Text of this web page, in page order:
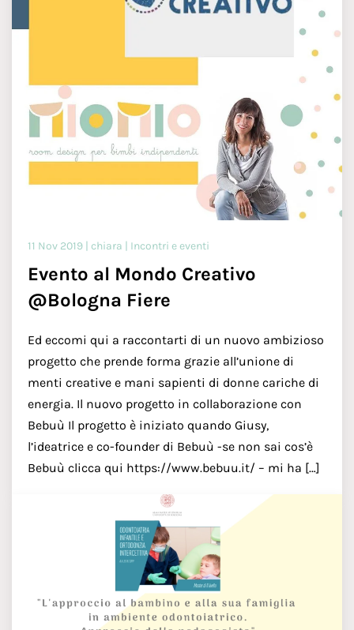
11 Nov 2019 | chiara | Incontri e eventi
Evento al Mondo Creativo
@Bologna Fiere
Ed eccomi qui a raccontarti di un nuovo ambizioso
progetto che prende forma grazie all’unione di
menti creative e mani sapienti di donne cariche di
energia. Il nuovo progetto in collaborazione con
Bebuù Il progetto è iniziato quando Giusy,
l’ideatrice e co-founder di Bebuù -se non sai cos’è
Bebuù clicca qui https://www.bebuu.it/ – mi ha […]